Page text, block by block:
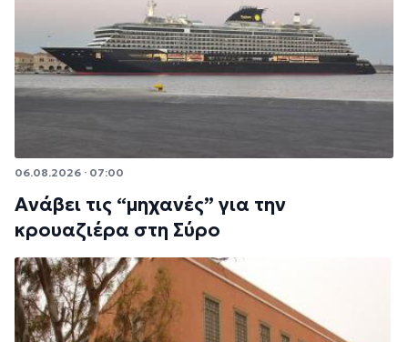
06.08.2026 · 07:00
Ανάβει τις “μηχανές” για την
κρουαζιέρα στη Σύρο